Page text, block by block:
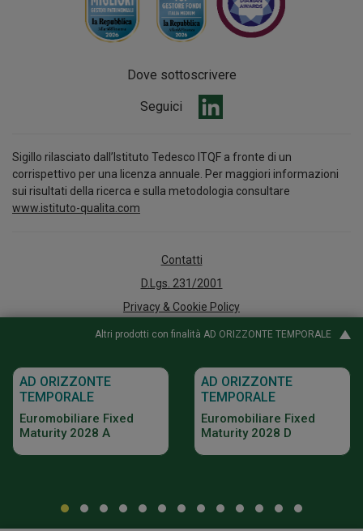
Altri prodotti con finalità AD ORIZZONTE TEMPORALE
AD ORIZZONTE
TEMPORALE
Euromobiliare Fixed
Maturity 2028 A
AD ORIZZONTE
TEMPORALE
Euromobiliare Fixed
Maturity 2028 D
Dove sottoscrivere
Seguici
Sigillo rilasciato dall’Istituto Tedesco ITQF a fronte di un
corrispettivo per una licenza annuale. Per maggiori informazioni
sui risultati della ricerca e sulla metodologia consultare
www.istituto-qualita.com
Contatti
D.Lgs. 231/2001
Privacy & Cookie Policy
Arbitro per le Controversie Finanziarie
Whistleblowing
Policy e documenti informativi
Digital Agency